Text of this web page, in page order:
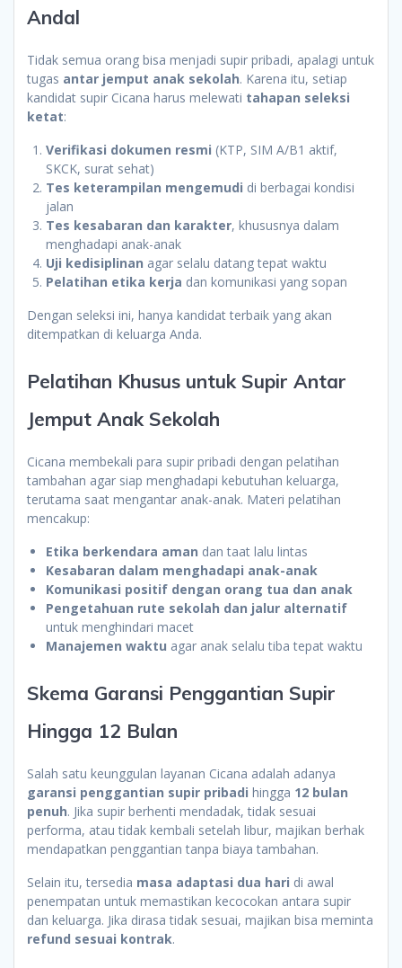
Andal
Tidak semua orang bisa menjadi supir pribadi, apalagi untuk
tugas antar jemput anak sekolah. Karena itu, setiap
kandidat supir Cicana harus melewati tahapan seleksi
ketat:
Verifikasi dokumen resmi (KTP, SIM A/B1 aktif,
SKCK, surat sehat)
Tes keterampilan mengemudi di berbagai kondisi
jalan
Tes kesabaran dan karakter, khususnya dalam
menghadapi anak-anak
Uji kedisiplinan agar selalu datang tepat waktu
Pelatihan etika kerja dan komunikasi yang sopan
Dengan seleksi ini, hanya kandidat terbaik yang akan
ditempatkan di keluarga Anda.
Pelatihan Khusus untuk Supir Antar
Jemput Anak Sekolah
Cicana membekali para supir pribadi dengan pelatihan
tambahan agar siap menghadapi kebutuhan keluarga,
terutama saat mengantar anak-anak. Materi pelatihan
mencakup:
Etika berkendara aman dan taat lalu lintas
Kesabaran dalam menghadapi anak-anak
Komunikasi positif dengan orang tua dan anak
Pengetahuan rute sekolah dan jalur alternatif
untuk menghindari macet
Manajemen waktu agar anak selalu tiba tepat waktu
Skema Garansi Penggantian Supir
Hingga 12 Bulan
Salah satu keunggulan layanan Cicana adalah adanya
garansi penggantian supir pribadi hingga 12 bulan
penuh. Jika supir berhenti mendadak, tidak sesuai
performa, atau tidak kembali setelah libur, majikan berhak
mendapatkan penggantian tanpa biaya tambahan.
Selain itu, tersedia masa adaptasi dua hari di awal
penempatan untuk memastikan kecocokan antara supir
dan keluarga. Jika dirasa tidak sesuai, majikan bisa meminta
refund sesuai kontrak.